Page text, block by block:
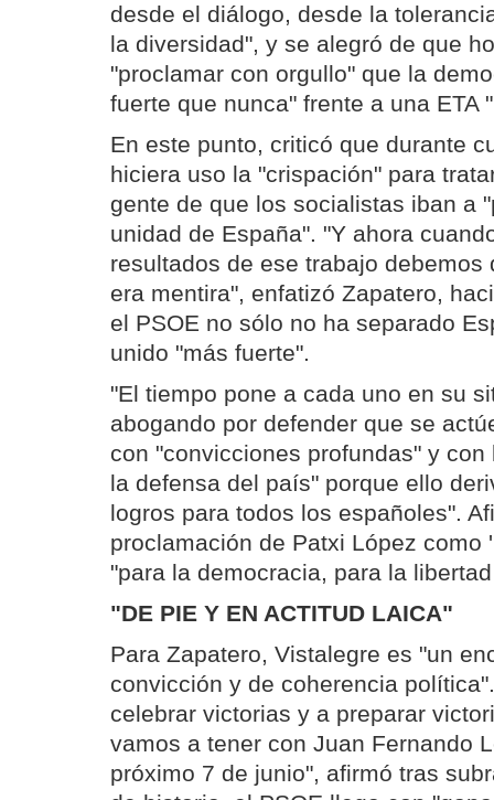
desde el diálogo, desde la
la diversidad", y se alegró de que
"proclamar con orgullo" que la
fuerte que nunca" frente a una ETA
En este punto, criticó que durante
hiciera uso la "crispación" para
gente de que los socialistas iban a
unidad de España". "Y ahora
resultados de ese trabajo debemos
era mentira", enfatizó Zapatero,
el PSOE no sólo no ha separado
unido "más fuerte".
"El tiempo pone a cada uno en su
abogando por defender que se
con "convicciones profundas" y
la defensa del país" porque ello
logros para todos los españoles".
proclamación de Patxi López como
"para la democracia, para la
"DE PIE Y EN ACTITUD LAICA"
Para Zapatero, Vistalegre es "un
convicción y de coherencia
celebrar victorias y a preparar
vamos a tener con Juan Fernando
próximo 7 de junio", afirmó tras